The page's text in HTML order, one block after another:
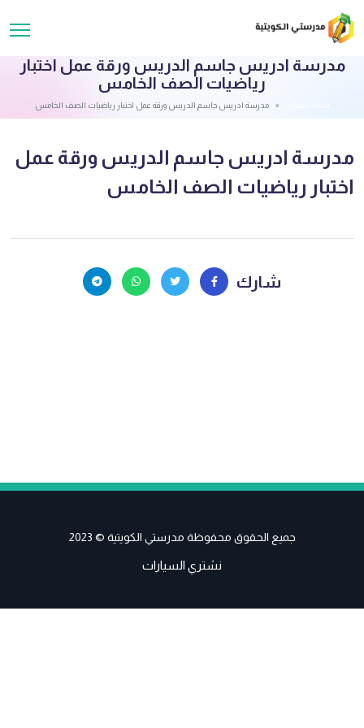
مدرسة ادريس جاسم الدريس ورقة عمل اختبار
رياضيات الصف الخامس
مدرسة ادريس جاسم الدريس ورقة عمل اختبار رياضيات الصف الخامس
مدرسة ادريس جاسم الدريس ورقة عمل
اختبار رياضيات الصف الخامس
شارك
جميع الحقوق محفوظة مدرستي الكويتية © 2023
نشتري السيارات